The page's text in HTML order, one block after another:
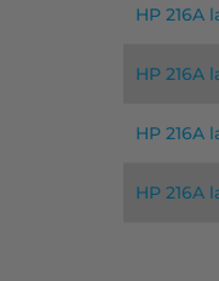
HP 216A
HP 216A
HP 216A
HP 216A